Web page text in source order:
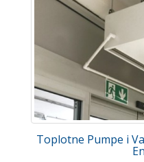
Toplotne Pumpe i